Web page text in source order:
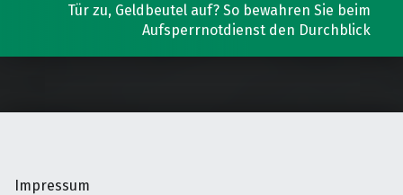
Tür zu, Geldbeutel auf? So bewahren Sie beim
Aufsperrnotdienst den Durchblick
Impressum